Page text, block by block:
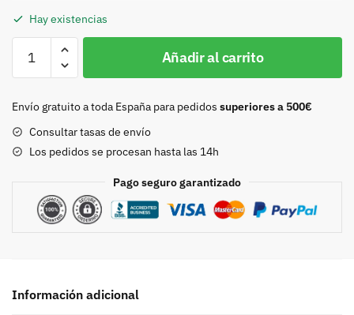
42,80 €.
Hay existencias
Lucha
cantidad
Añadir al carrito
Envío gratuito a toda España para pedidos superiores a 500€
Consultar tasas de envío
Los pedidos se procesan hasta las 14h
Pago seguro garantizado
Información adicional